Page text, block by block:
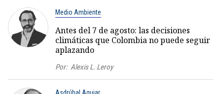
Medio Ambiente
Antes del 7 de agosto: las decisiones
climáticas que Colombia no puede seguir
aplazando
Por: Alexis L. Leroy